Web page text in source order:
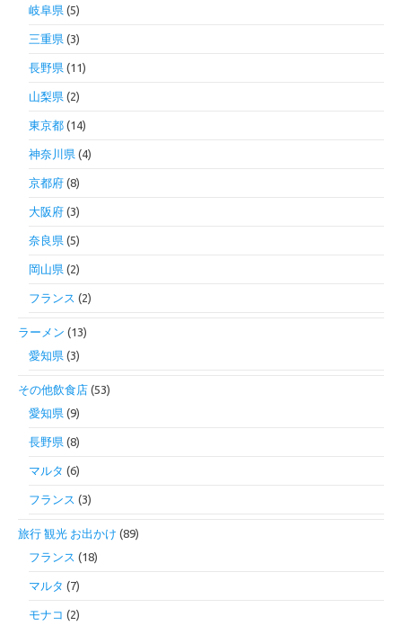
岐阜県 (5)
三重県 (3)
長野県 (11)
山梨県 (2)
東京都 (14)
神奈川県 (4)
京都府 (8)
大阪府 (3)
奈良県 (5)
岡山県 (2)
フランス (2)
ラーメン (13)
愛知県 (3)
その他飲食店 (53)
愛知県 (9)
長野県 (8)
マルタ (6)
フランス (3)
旅行 観光 お出かけ (89)
フランス (18)
マルタ (7)
モナコ (2)